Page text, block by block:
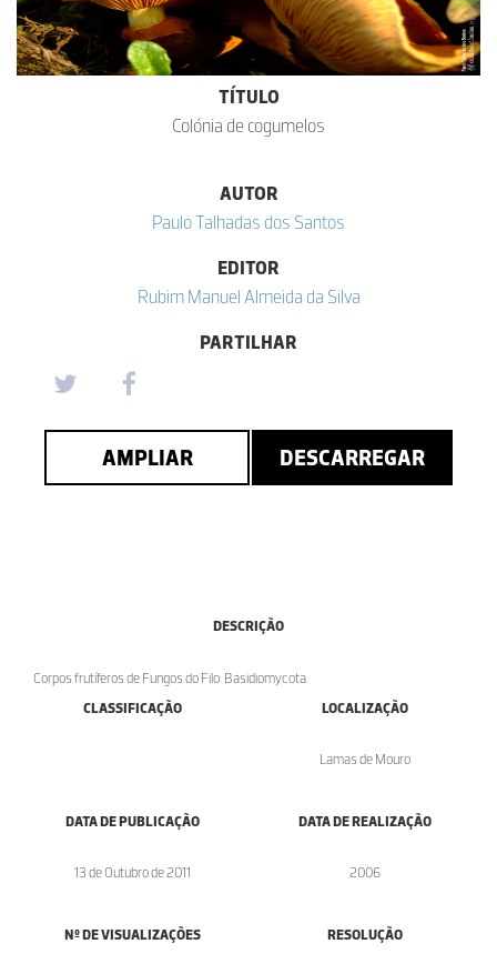
TÍTULO
Colónia de cogumelos
AUTOR
Paulo Talhadas dos Santos
EDITOR
Rubim Manuel Almeida da Silva
PARTILHAR
AMPLIAR DESCARREGAR
DESCRIÇÃO
Corpos frutíferos de Fungos do Filo: Basidiomycota.
CLASSIFICAÇÃO
LOCALIZAÇÃO
Lamas de Mouro
DATA DE PUBLICAÇÃO
13 de Outubro de 2011
DATA DE REALIZAÇÃO
2006
Nº DE VISUALIZAÇÕES RESOLUÇÃO